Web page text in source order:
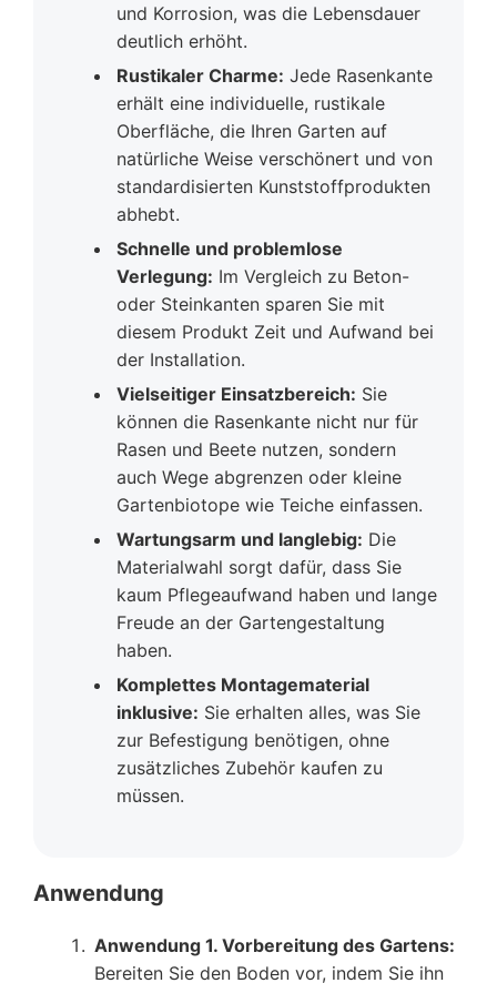
und Korrosion, was die Lebensdauer
deutlich erhöht.
Rustikaler Charme: Jede Rasenkante
erhält eine individuelle, rustikale
Oberfläche, die Ihren Garten auf
natürliche Weise verschönert und von
standardisierten Kunststoffprodukten
abhebt.
Schnelle und problemlose
Verlegung: Im Vergleich zu Beton-
oder Steinkanten sparen Sie mit
diesem Produkt Zeit und Aufwand bei
der Installation.
Vielseitiger Einsatzbereich: Sie
können die Rasenkante nicht nur für
Rasen und Beete nutzen, sondern
auch Wege abgrenzen oder kleine
Gartenbiotope wie Teiche einfassen.
Wartungsarm und langlebig: Die
Materialwahl sorgt dafür, dass Sie
kaum Pflegeaufwand haben und lange
Freude an der Gartengestaltung
haben.
Komplettes Montagematerial
inklusive: Sie erhalten alles, was Sie
zur Befestigung benötigen, ohne
zusätzliches Zubehör kaufen zu
müssen.
Anwendung
Anwendung 1. Vorbereitung des Gartens:
Bereiten Sie den Boden vor, indem Sie ihn